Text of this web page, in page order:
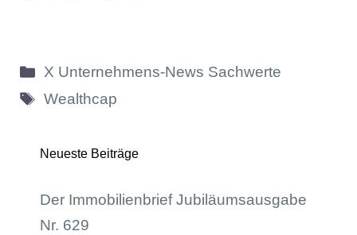
Kategorien
X Unternehmens-News Sachwerte
Schlagwörter
Wealthcap
Neueste Beiträge
Der Immobilienbrief Jubiläumsausgabe
Nr. 629